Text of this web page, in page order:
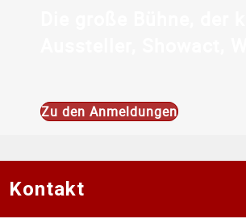
Zu den Anmeldungen
Kontakt